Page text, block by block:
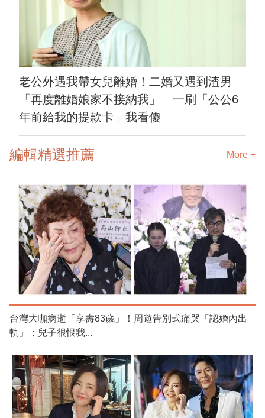
老公外遇我帶女兒離婚！二婚又遇到渣男
「再度離婚娘家不接納我」 一刷「公公6
年前給我的提款卡」我看傻
編輯精選推薦 More +
台灣大咖病逝「享壽83歲」！周遊告別式痛哭「認婚內出
軌」：兒子很恨我...